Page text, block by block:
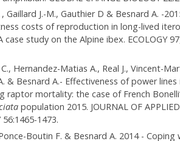
, Gaillard J.-M., Gauthier D & Besnard A. -
costs of reproduction in long-lived
case study on the Alpine ibex. ECOLOGY
Hernandez-Matias A., Real J., Vincent-
& Besnard A.- Effectiveness of power
raptor mortality: the case of French
population 2015. JOURNAL OF APPLIED
56:1465-1473.
Boutin F. & Besnard A. 2014 - Coping